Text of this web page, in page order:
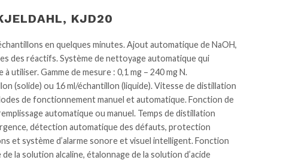
KJD20
en quelques minutes. Ajout automatique de NaOH,
des réactifs. Système de nettoyage automatique qui
utiliser. Gamme de mesure : 0,1 mg – 240 mg N.
(solide) ou 16 ml/échantillon (liquide). Vitesse de distillation
de fonctionnement manuel et automatique. Fonction de
automatique ou manuel. Temps de distillation
détection automatique des défauts, protection
et système d’alarme sonore et visuel intelligent. Fonction
la solution alcaline, étalonnage de la solution d’acide